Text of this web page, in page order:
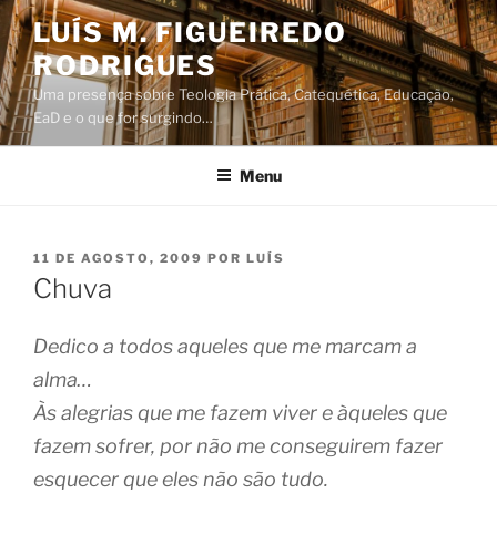
Saltar
para
o
conteúdo
LUÍS M. FIGUEIREDO
RODRIGUES
Uma presença sobre Teologia Prática, Catequética, Educação,
EaD e o que for surgindo…
Menu
PUBLICADO
EM
11 DE AGOSTO, 2009 POR LUÍS
Chuva
Dedico a todos aqueles que me marcam a
alma…
Às alegrias que me fazem viver e àqueles que
fazem sofrer, por não me conseguirem fazer
esquecer que eles não são tudo.